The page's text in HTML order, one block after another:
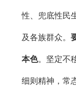
性、兜底性民
及各族群众。
本色。坚定不
细则精神，常